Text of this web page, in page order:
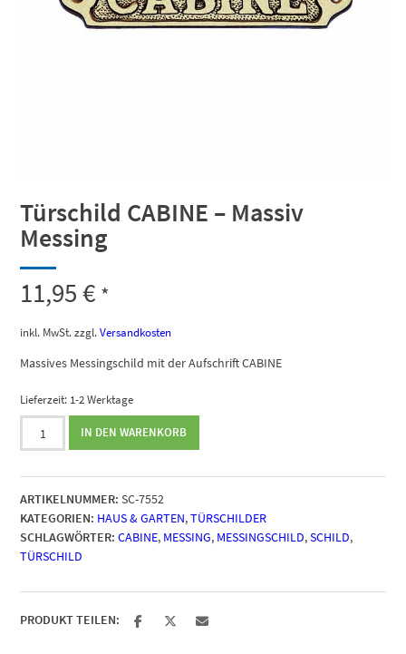
Türschild CABINE – Massiv
Messing
11,95€ *
inkl. MwSt. zzgl.Versandkosten
Massives Messingschild mit der Aufschrift CABINE
Lieferzeit: 1-2 Werktage
Türschild
CABINE
Massiv
Messing
Menge
IN DEN WARENKORB
ARTIKELNUMMER: SC-7552
KATEGORIEN: HAUS & GARTEN,TÜRSCHILDER
SCHLAGWÖRTER: CABINE, MESSING, MESSINGSCHILD,SCHILD,
TÜRSCHILD
PRODUKT TEILEN: